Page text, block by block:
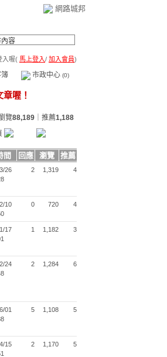
網路城邦
入喔( 馬上登入/ 加入會員)
市政中心 (0)
覽88,189 ｜推薦1,188
間 回應 瀏覽
推薦
26
2 1,319 4
10
0 720 4
17
1 1,182 3
24
2 1,284 6
01
5 1,108 5
15
2 1,170 5